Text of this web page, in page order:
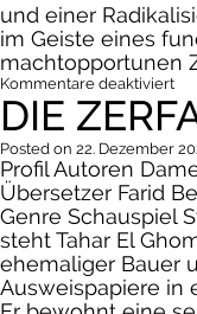
und einer
im Geiste eines
machtopportunen
Kommentare deaktiviertfür
DIE
Posted on 22. Dezember
Profil Autoren
Übersetzer Farid
Genre Schauspiel
steht Tahar El
ehemaliger Bauer
Ausweispapiere in